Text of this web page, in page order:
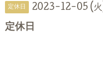
定休日 2023-12-05 (
定休日